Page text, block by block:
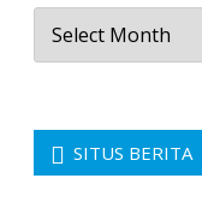
Arsip
Berita
SITUS BERITA